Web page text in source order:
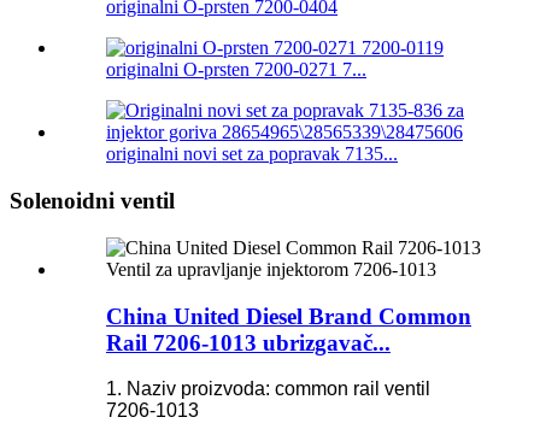
originalni O-prsten 7200-0404
originalni O-prsten 7200-0271 7...
originalni novi set za popravak 7135...
Solenoidni ventil
China United Diesel Brand Common
Rail 7206-1013 ubrizgavač...
1. Naziv proizvoda: common rail ventil
7206-1013